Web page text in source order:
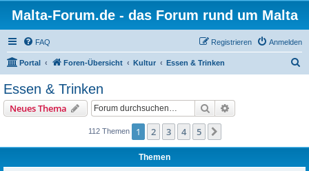
Malta-Forum.de - das Forum rund um Malta
FAQ Anmelden
Registrieren
Portal Foren-Übersicht Kultur Essen & Trinken
Essen & Trinken
Neues Thema Suche
112 Themen 1 2 3 4 5
Themen